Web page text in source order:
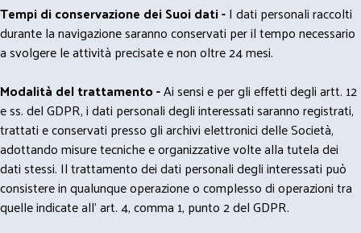
Tempi di conservazione dei Suoi dati -I dati personali raccolti
durante la navigazione saranno conservati per il tempo necessario
a svolgere le attività precisate e non oltre 24 mesi.
Modalità del trattamento -Ai sensi e per gli effetti degli artt. 12
e ss. del GDPR, i dati personali degli interessati saranno registrati,
trattati e conservati presso gli archivi elettronici delle Società,
adottando misure tecniche e organizzative volte alla tutela dei
dati stessi. Il trattamento dei dati personali degli interessati può
consistere in qualunque operazione o complesso di operazioni tra
quelle indicate all' art. 4, comma 1, punto 2 del GDPR.